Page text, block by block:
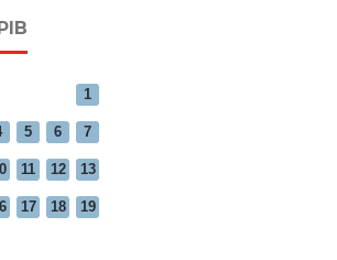
1
5 6 7
11 12 13
17 18 19